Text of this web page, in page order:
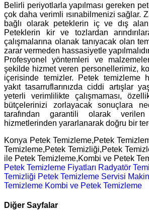
Belirli periyotlarla yapılması gereken
çok daha verimli ısınabilmenizi sağlar.
bağlı olarak peteklerin iç ve dış
Peteklerin kir ve tozlardan
çalışmalarına olanak tanıyacak olan
zarar vermeden hassasiyetle
Profesyonel yöntemleri ve
şekilde hizmet veren personellerimiz,
içerisinde temizler. Petek temizleme
yakıt tasarruflarınızda ciddi artışlar
yeterli verimlilikte çalışmaması,
bütçelerinizi zorlayacak sonuçlara
tarafından garantili olarak
hizmetlerinden yararlanarak doğru bir
Konya Petek Temizleme,Petek
Temizleme,Petek Temizliği,Petek
ile Petek Temizleme,Kombi ve Petek
Petek Temizleme Fiyatları Radyatör
Temizliği Petek Temizleme Servisi
Temizleme Kombi ve Petek Temizleme
Diğer Sayfalar